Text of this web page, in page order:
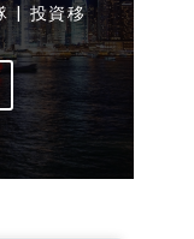
| 投資移